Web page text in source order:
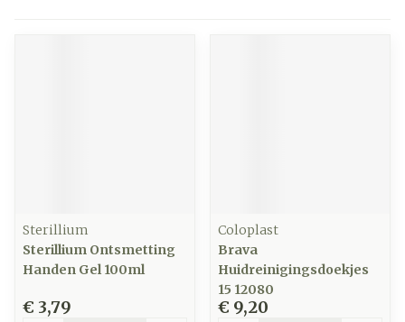
Sterillium
Sterillium Ontsmetting
Handen Gel 100ml
€ 3,79
Coloplast
Brava
Huidreinigingsdoekjes
15 12080
€ 9,20